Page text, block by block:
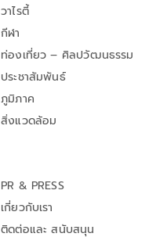
วาไรตี้
กีฬา
ท่องเที่ยว – ศิลปวัฒนธรรม
ประชาสัมพันธ์
ภูมิภาค
สิ่งแวดล้อม
PR & PRESS
เกี่ยวกับเรา
ติดต่อและ สนับสนุน